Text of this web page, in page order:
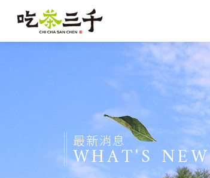
最新消息
WHAT'S NEW